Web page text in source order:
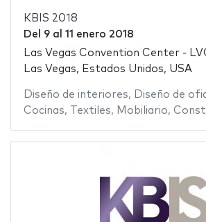
KBIS 2018
Del 9al 11 enero 2018
Las Vegas Convention Center -
Las Vegas, Estados Unidos, USA
Diseño de interiores, Diseño de
Cocinas, Textiles, Mobiliario,